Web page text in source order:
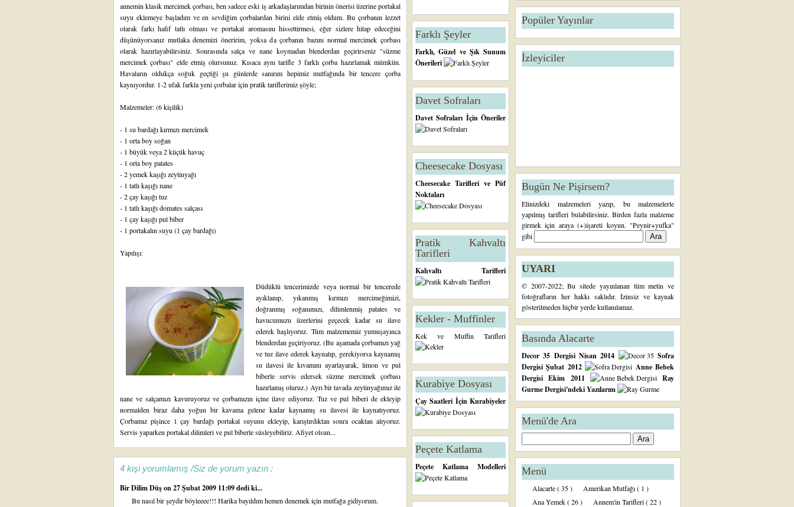
annemin klasik mercimek çorbası, ben sadece eski iş arkadaşlarımdan birinin önerisi üzerine portakal
suyu eklemeye başladım ve en sevdiğim çorbalardan birini elde etmiş oldum. Bu çorbanın lezzet
olarak farkı hafif tatlı olması ve portakal aromasını hissettirmesi, eğer sizlere hitap edeceğini
düşünüyorsanız mutlaka denemizi öneririm, yoksa da çorbanın bazını normal mercimek çorbası
olarak hazırlayabilirsiniz. Sonrasında salça ve nane koymadan blenderdan geçirirseniz "süzme
mercimek çorbası" elde etmiş olursunuz. Kısaca aynı tarifle 3 farklı çorba hazırlamak mümkün.
Havaların oldukça soğuk geçtiği şu günlerde sanırım hepimiz mutfağında bir tencere çorba
kaynıyordur. 1-2 ufak farkla yeni çorbalar için pratik tariflerimiz şöyle;
Malzemeler: (6 kişilik)
- 1 su bardağı kırmızı mercimek
- 1 orta boy soğan
- 1 büyük veya 2 küçük havuç
- 1 orta boy patates
- 2 yemek kaşığı zeytinyağı
- 1 tatlı kaşığı nane
- 2 çay kaşığı tuz
- 1 tatlı kaşığı domates salçası
- 1 çay kaşığı pul biber
- 1 portakalın suyu (1 çay bardağı)
Yapılışı:
Düdüklü tencerimizde veya normal bir tencerede
ayıklanıp, yıkanmış kırmızı mercimeğimizi,
doğranmış soğanımızı, dilimlenmiş patates ve
havucumuzu üzerlerini geçecek kadar su ilave
ederek haşlıyoruz. Tüm malzememiz yumuşayınca
blenderdan geçiriyoruz. (Bu aşamada çorbamızı yağ
ve tuz ilave ederek kaynatıp, gerekiyorsa kaynamış
su ilavesi ile kıvamını ayarlayarak, limon ve pul
biberle servis edersek süzme mercimek çorbası
hazırlamış oluruz.) Ayrı bir tavada zeytinyağımız ile
nane ve salçamızı kavuruyoruz ve çorbamızın içine ilave ediyoruz. Tuz ve pul biberi de ekleyip
normalden biraz daha yoğun bir kavama gelene kadar kaynamış su ilavesi ile kaynatıyoruz.
Çorbamız pişince 1 çay bardağı portakal suyunu ekleyip, karıştırdıktan sonra ocaktan alıyoruz.
Servis yaparken portakal dilimleri ve pul biberle süsleyebiliriz. Afiyet olsun...
4 kişi yorumlamış /Siz de yorum yazın :
Bir Dilim Düşon 27 Şubat 2009 11:09 dedi ki...
Bu nasıl bir şeydir böyleeee!!! Harika bayıldım hemen denemek için mutfağa gidiyorum.
Farklı Şeyler
Farklı, Güzel ve Şık Sunum
Önerileri
Davet Sofraları
Davet Sofraları İçin Öneriler
Cheesecake Dosyası
Cheesecake Tarifleri ve Püf
Noktaları
Pratik Kahvaltı
Tarifleri
Kahvaltı Tarifleri
Kekler - Muffinler
Kek ve Muffin Tarifleri
Kurabiye Dosyası
Çay Saatleri İçin Kurabiyeler
Peçete Katlama
Peçete Katlama Modelleri
Popüler Yayınlar
İzleyiciler
Bugün Ne Pişirsem?
Elinizdeki malzemeleri yazıp, bu malzemelerle
yapılmış tarifleri bulabilirsiniz. Birden fazla malzeme
girmek için araya (+)işareti koyun. "Peynir+yufka"
gibi
UYARI
© 2007-2022; Bu sitede yayınlanan tüm metin ve
fotoğrafların her hakkı saklıdır. İzinsiz ve kaynak
gösterilmeden hiçbir yerde kullanılamaz.
Basında Alacarte
Decor 35 Dergisi Nisan 2014
Sofra
Dergisi Şubat 2012
Anne Bebek
Dergisi Ekim 2011
Ray
Gurme Dergisi'ndeki Yazılarım
Menü'de Ara
Menü
Alacarte( 35 ) Amerikan Mutfağı( 1 )
Ana Yemek( 26 ) Annem'in Tarifleri( 22 )